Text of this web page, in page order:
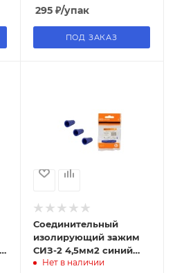
(50шт) TDM
295₽/упак
ПОД ЗАКАЗ
Соединительный
изолирующий зажим
СИЗ-2 4,5мм2 синий
(5шт) TDM
Нет в наличии